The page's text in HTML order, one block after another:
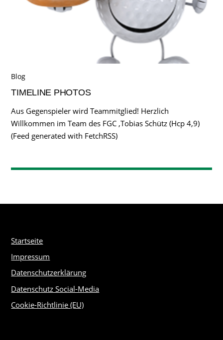
Blog
TIMELINE PHOTOS
Aus Gegenspieler wird Teammitglied! Herzlich
Willkommen im Team des FGC ,Tobias Schütz (Hcp 4,9)
(Feed generated with FetchRSS)
Startseite
Impressum
Datenschutzerklärung
Datenschutz Social-Media
Cookie-Richtlinie (EU)